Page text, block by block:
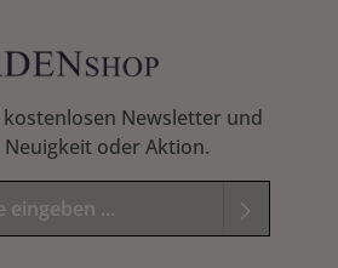
Metall-Hochbeete von Harrod
- Stärke 19 mm Inklusive
Newsletter und
oder Aktion.